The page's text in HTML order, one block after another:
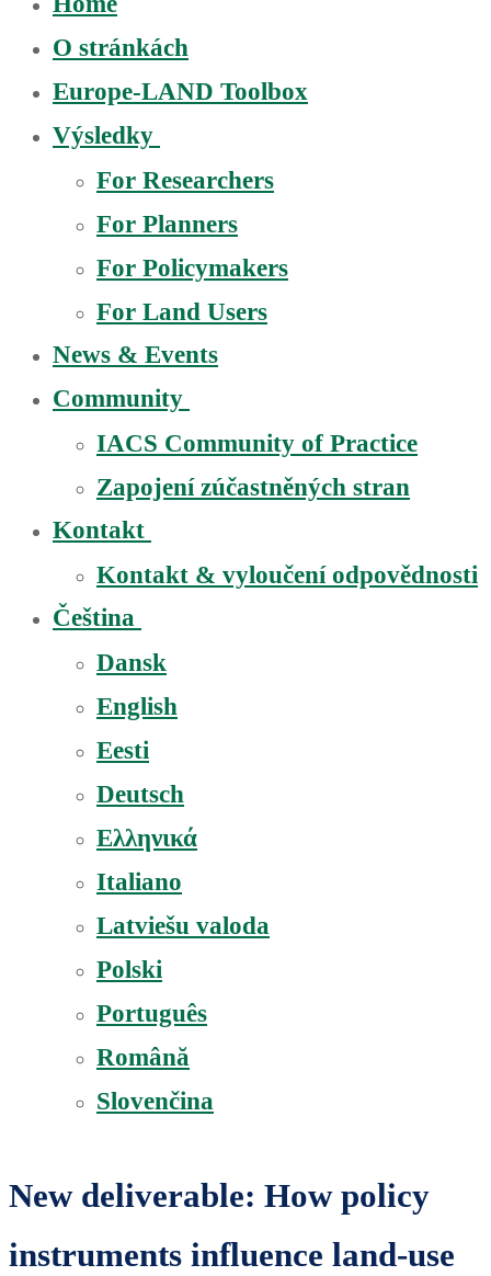
O stránkách
Europe-LAND Toolbox
Výsledky
For Researchers
For Planners
For Policymakers
For Land Users
News & Events
Community
IACS Community of Practice
Zapojení zúčastněných stran
Kontakt
Kontakt & vyloučení odpovědnosti
Čeština
Dansk
English
Eesti
Deutsch
Ελληνικά
Italiano
Latviešu valoda
Polski
Português
Română
Slovenčina
New deliverable: How policy
instruments influence land-use